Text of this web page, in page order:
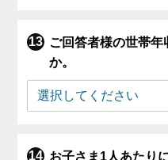
ご回答者様の世帯
か。
お子さま1人あたり